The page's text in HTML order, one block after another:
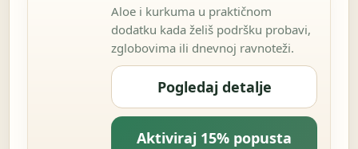
Aloe i kurkuma u praktičnom
dodatku kada želiš podršku probavi,
zglobovima ili dnevnoj ravnoteži.
Pogledaj detalje
Aktiviraj 15% popusta